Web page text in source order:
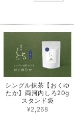
シングル抹茶【おくゆ
たか】両河内しろ20g
スタンド袋
¥2,268